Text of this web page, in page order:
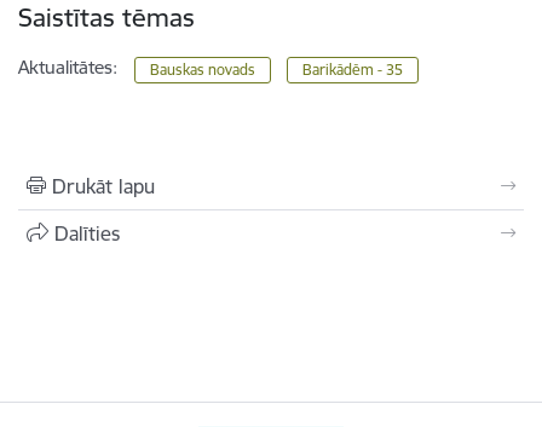
Saistītas tēmas
Aktualitātes: Bauskas novads Barikādēm - 35
Drukāt lapu
Dalīties